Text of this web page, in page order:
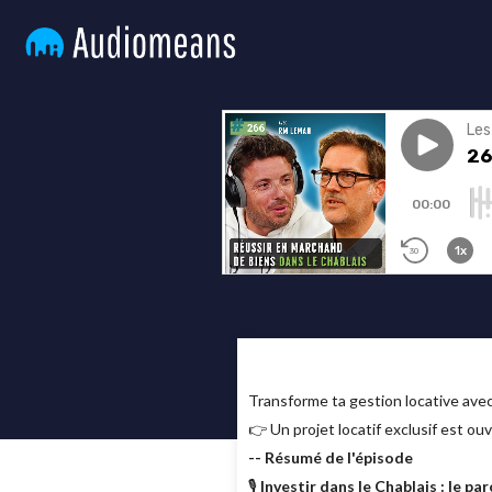
Transforme ta gestion locative
👉 Un projet locatif exclusif est
-- Résumé de l'épisode
🎙️ Investir dans le Chablais : le